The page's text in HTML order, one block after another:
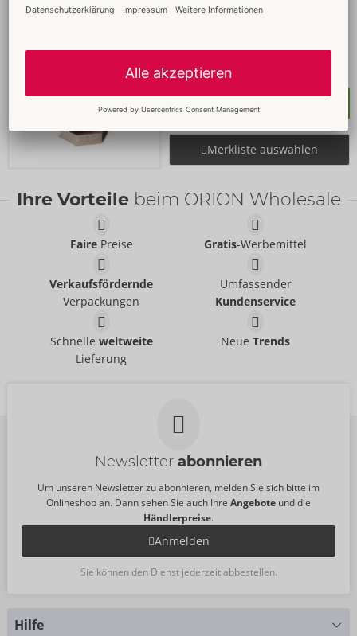
Model 1
UVP: 30,95 €
Größe:18,8cm
Merkliste auswählen
Ihre Vorteile beim ORION Wholesale
FairePreise Gratis-Werbemittel
Verkaufsfördernde
Verpackungen
Umfassender
Kundenservice
Schnelle weltweite
Lieferung
NeueTrends
Newsletter abonnieren
Um unseren Newsletter zu abonnieren, melden Sie sich bitte im
Onlineshop an. Dann sehen Sie auch Ihre Angebote und die
Händlerpreise.
Anmelden
Sie können den Dienst jederzeit abbestellen.
Hilfe